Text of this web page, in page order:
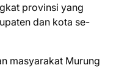
provinsi yang
dan kota se-
masyarakat Murung